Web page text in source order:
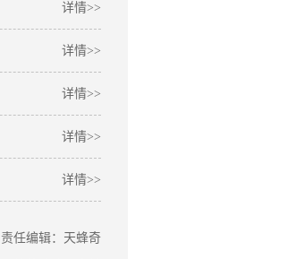
详情>>
详情>>
详情>>
详情>>
详情>>
责任编辑：天蜂奇